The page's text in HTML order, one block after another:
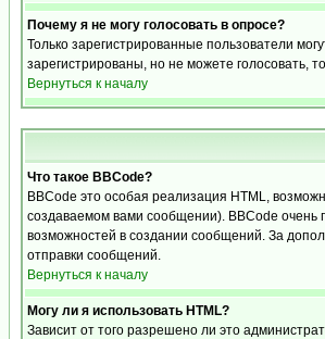
Почему я не могу голосовать в опросе?
Только зарегистрированные пользователи
зарегистрированы, но не можете голосовать,
Вернуться к началу
Что такое BBCode?
BBCode это особая реализация HTML,
создаваемом вами сообщении). BBCode очень
возможностей в создании сообщений. За
отправки сообщений.
Вернуться к началу
Могу ли я использовать HTML?
Зависит от того разрешено ли это